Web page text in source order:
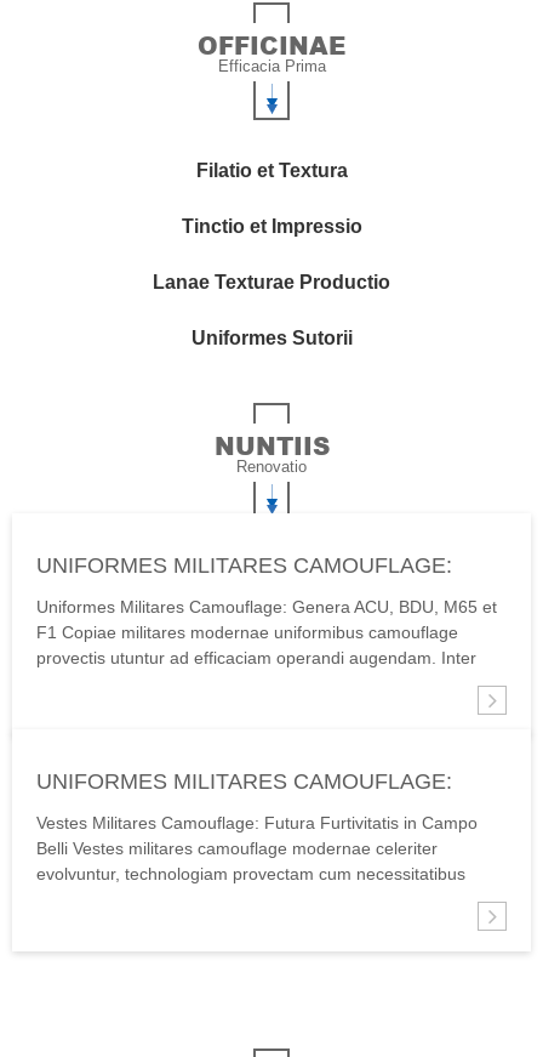
OFFICINAE
Efficacia Prima
Filatio et Textura
Tinctio et Impressio
Lanae Texturae Productio
Uniformes Sutorii
NUNTIIS
Renovatio
UNIFORMES MILITARES CAMOUFLAGE:
STYLI ACU, BDU, M65 ET F1
Uniformes Militares Camouflage: Genera ACU, BDU, M65 et
F1 Copiae militares modernae uniformibus camouflage
provectis utuntur ad efficaciam operandi augendam. Inter
exempla iconica sunt ACU (Uniform Pugnae Exercitus), BDU
UNIFORMES MILITARES CAMOUFLAGE:
FUTURUM FURTIVITATIS IN CAMPO PROELII
Vestes Militares Camouflage: Futura Furtivitatis in Campo
Belli Vestes militares camouflage modernae celeriter
evolvuntur, technologiam provectam cum necessitatibus
tacticis miscentes. Formae hodiernae formas multispectrales
infrarubris occultandos. Nationes sicut...